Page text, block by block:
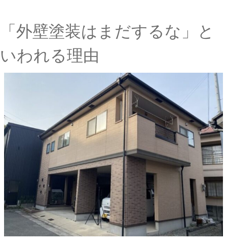
「外壁塗装はまだするな」と
いわれる理由